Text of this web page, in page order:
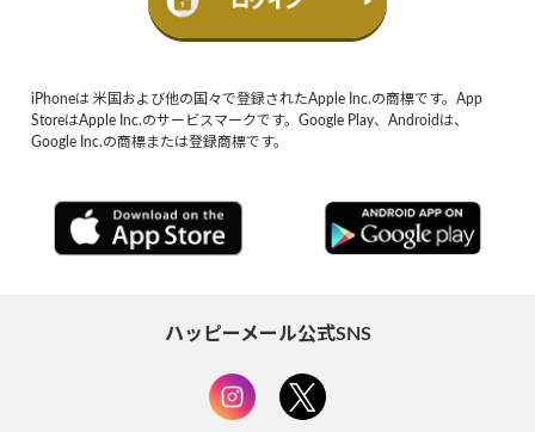
iPhoneは 米国および他の国々で登録されたApple Inc.の商標です。App
StoreはApple Inc.のサービスマークです。Google Play、Androidは、
Google Inc.の商標または登録商標です。
ハッピーメール公式SNS